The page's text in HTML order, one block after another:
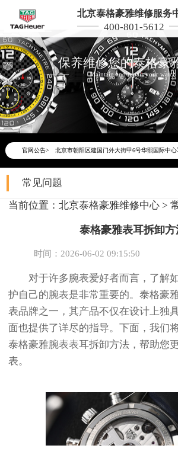
北京泰格豪雅维修服务
400-801-5612
保养维修您的泰格豪
Maintain and repair your watch
官网公告>
2026年6月泰格豪雅北京市售后服务网络优化升
2026年6月北京市泰格豪雅官方售后客户服务热
2026年6月泰格豪雅售后服务中心最新网点地址
节假日正常营业！
常见问题
当前位置： 北京泰格豪雅维修中心 >
泰格豪雅表耳拆卸方
时间：2026-06-02 09:15:50
对于许多腕表爱好者而言，了解
护自己的腕表是非常重要的。泰格豪
表品牌之一，其产品不仅在设计上独
面也提供了详尽的指导。下面，我们
泰格豪雅腕表表耳拆卸方法，帮助您
表。